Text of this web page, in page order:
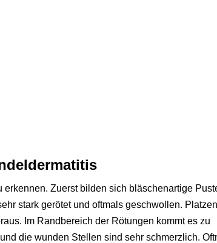
erkennen. Zuerst bilden sich bläschenartige
stark gerötet und oftmals geschwollen.
Im Randbereich der Rötungen kommt es zu
die wunden Stellen sind sehr schmerzlich.